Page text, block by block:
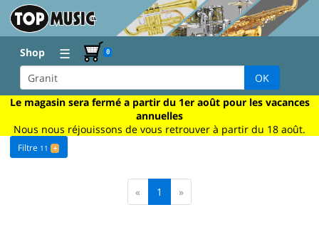
Shop ☰ 0
OK
Le magasin sera fermé a partir du 1er août pour les vacances
annuelles
Nous nous réjouissons de vous retrouver à partir du 18 août.
Filtre 11 +
« 1 »